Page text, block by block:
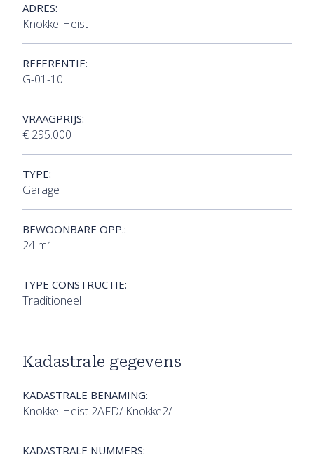
ADRES:
Knokke-Heist
REFERENTIE:
G-01-10
VRAAGPRIJS:
€ 295.000
TYPE:
Garage
BEWOONBARE OPP.:
24 m²
TYPE CONSTRUCTIE:
Traditioneel
Kadastrale gegevens
KADASTRALE BENAMING:
Knokke-Heist 2AFD/ Knokke2/
KADASTRALE NUMMERS: